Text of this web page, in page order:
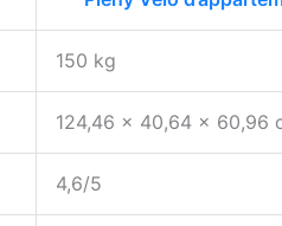
150 kg
124,46 x 40,64 x 60,96
4,6/5